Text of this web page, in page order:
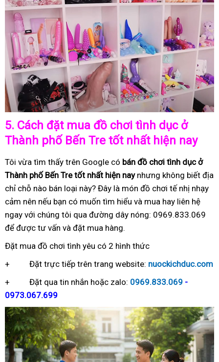
5. Cách đặt mua đồ chơi tình dục ở
Thành phố Bến Tre tốt nhất hiện nay
Tôi vừa tìm thấy trên Google có bán đồ chơi tình dục ở
Thành phố Bến Tre tốt nhất hiện naynhưng không biết địa
chỉ chỗ nào bán loại này? Đây là món đồ chơi tế nhị nhạy
cảm nên nếu bạn có muốn tìm hiểu và mua hay liên hệ
ngay với chúng tôi qua đường dây nóng: 0969.833.069
để được tư vấn và đặt mua hàng.
Đặt mua đồ chơi tình yêu có 2 hình thức
+ Đặt trực tiếp trên trang website: nuockichduc.com
+ Đặt qua tin nhắn hoặc zalo: 0969.833.069 -
0973.067.699